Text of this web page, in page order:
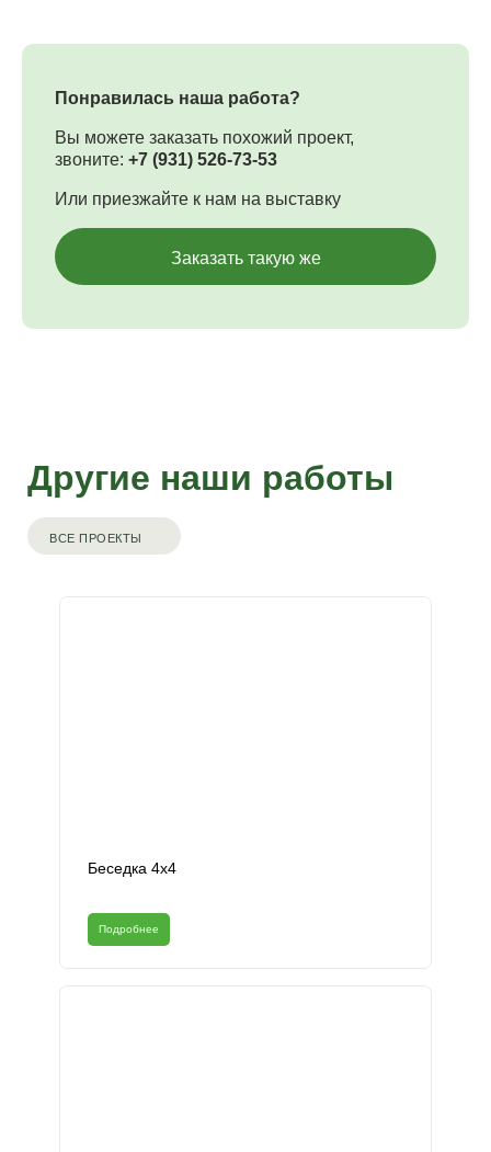
Понравилась наша работа?
Вы можете заказать похожий проект,
звоните: +7 (931) 526-73-53
Или приезжайте к нам на выставку
Заказать такую же
Другие наши работы
ВСЕ ПРОЕКТЫ
Беседка 4х4
Подробнее